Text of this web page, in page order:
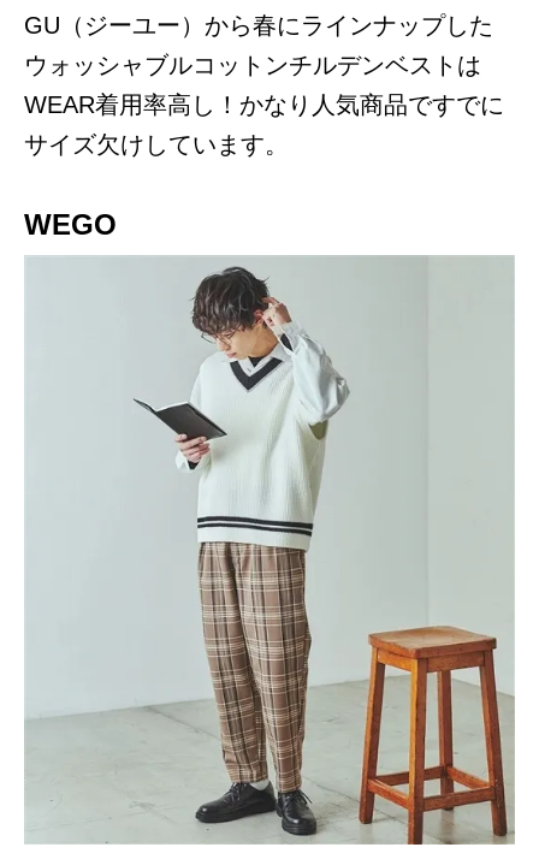
GU（ジーユー）から春にラインナップした
ウォッシャブルコットンチルデンベストは
WEAR着用率高し！かなり人気商品ですでに
サイズ欠けしています。
WEGO